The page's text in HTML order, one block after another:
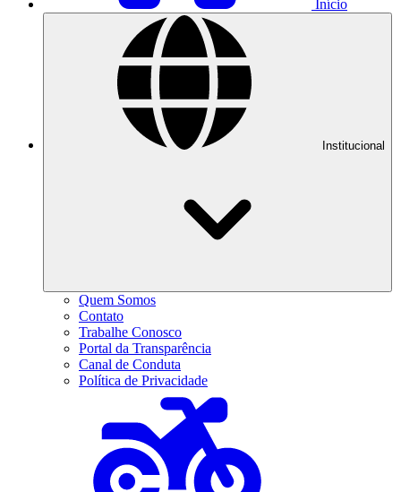
Início
Institucional
Quem Somos
Contato
Trabalhe Conosco
Portal da Transparência
Canal de Conduta
Política de Privacidade